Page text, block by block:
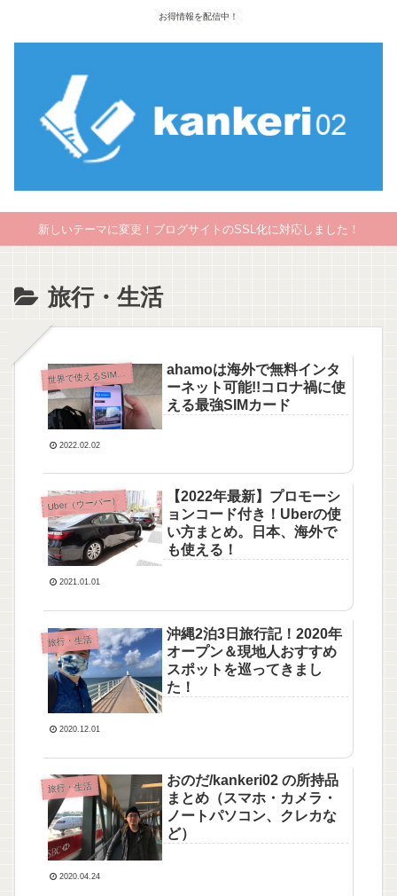
お得情報を配信中！
新しいテーマに変更！ブログサイトのSSL化に対応しました！
旅行・生活
世界で使えるSIMカード・WiFiルーター
ahamoは海外で無料インタ
ーネット可能!!コロナ禍に使
える最強SIMカード
2022.02.02
Uber（ウーバー）
【2022年最新】プロモーシ
ョンコード付き！Uberの使
い方まとめ。日本、海外で
も使える！
2021.01.01
旅行・生活
沖縄2泊3日旅行記！2020年
オープン＆現地人おすすめ
スポットを巡ってきまし
た！
2020.12.01
旅行・生活
おのだ/kankeri02 の所持品
まとめ（スマホ・カメラ・
ノートパソコン、クレカな
ど）
2020.04.24